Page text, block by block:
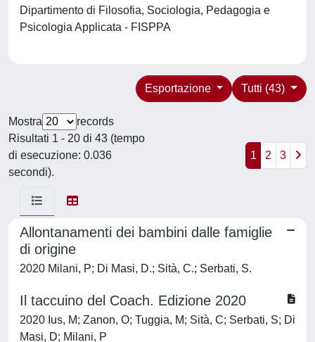
Dipartimento di Filosofia, Sociologia, Pedagogia e
Psicologia Applicata - FISPPA
Tutti (43)
Esportazione
Mostra
records
Risultati 1 - 20 di 43 (tempo
di esecuzione: 0.036
secondi).
1 2 3
Allontanamenti dei bambini dalle famiglie
di origine
2020 Milani, P; Di Masi, D.; Sità, C.; Serbati, S.
Il taccuino del Coach. Edizione 2020
2020 Ius, M; Zanon, O; Tuggia, M; Sità, C; Serbati, S; Di
Masi, D; Milani, P